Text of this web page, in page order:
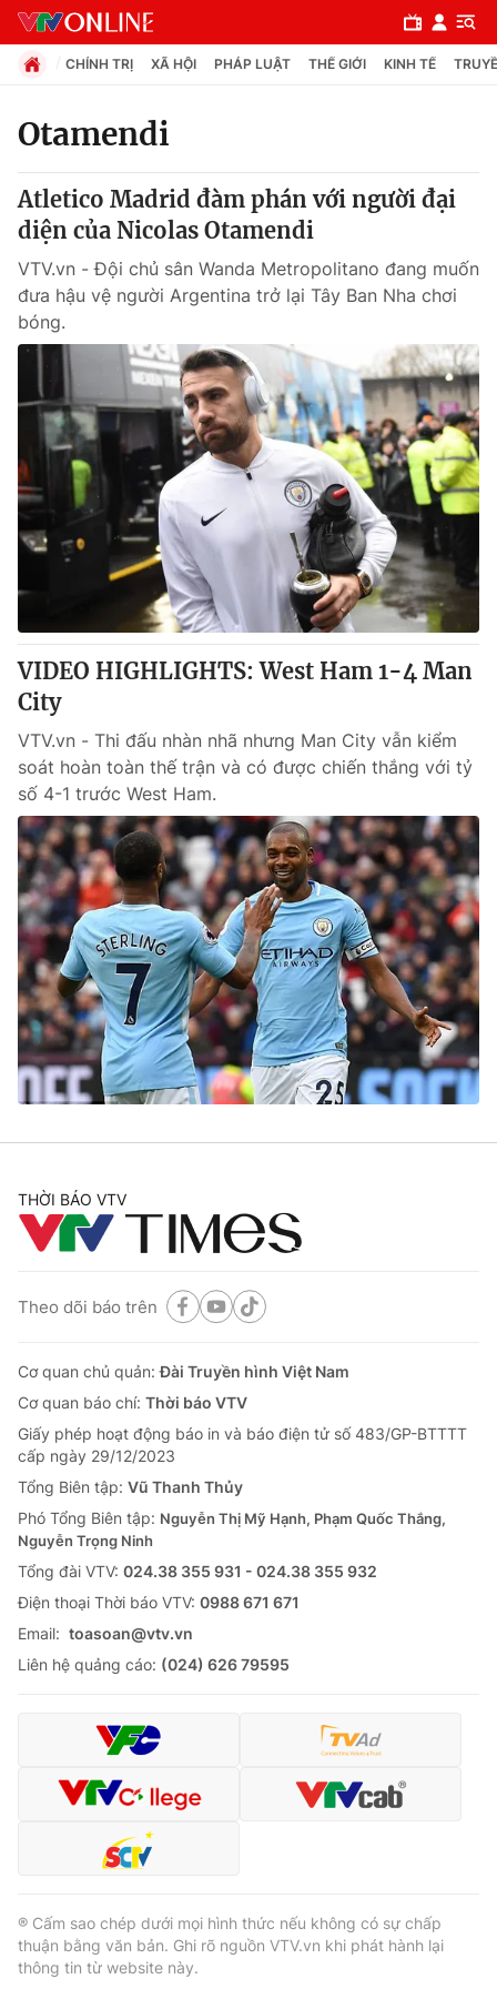
Chuyên mục
Chính trị
Xã hội
Pháp luật
Y tế
Thế giới
Tin tức
Thế giới đó đây
Câu chuyện quốc tế
Kinh tế
Tài chính
Thị trường
Góc doanh nghiệp
Dữ liệu và đời sống
Truyền hình
Phim VTV
Hậu trường
Nhân vật
Khán giả
Giải sao mai
Giải trí
Điện ảnh
Âm nhạc
Sao
Đời sống
Du lịch
Làm đẹp
Chất lượng cuộc sống
Giáo dục
Tuyển sinh
Học trực tuyến
Công nghệ
Hitech Công nghệ tương lai
Sản phẩm
Thị trường
Tư vấn
Giao lưu trực tuyến
Lịch phát sóng
Chuyên mục khác
Photo Infographic
Video Shorts video
VTV Money VTV Thể thao
VTV Sức khoẻ Bất động sản
Thị trường 24h
VTV4 Vươn mình bằng AI
VTV9
Theo dõi báo trên
CHÍNH TRỊ XÃ HỘI PHÁP LUẬT THẾ GIỚI KINH TẾ
Otamendi
Atletico Madrid đàm phán với người đại
diện của Nicolas Otamendi
VTV.vn - Đội chủ sân Wanda Metropolitano đang muốn
đưa hậu vệ người Argentina trở lại Tây Ban Nha chơi
bóng.
VIDEO HIGHLIGHTS: West Ham 1-4 Man
City
VTV.vn - Thi đấu nhàn nhã nhưng Man City vẫn kiểm
soát hoàn toàn thế trận và có được chiến thắng với tỷ
số 4-1 trước West Ham.
THỜI BÁO VTV
Theo dõi báo trên
Cơ quan chủ quản:Đài Truyền hình Việt Nam
Cơ quan báo chí: Thời báo VTV
Giấy phép hoạt động báo in và báo điện tử số 483/GP-BTTTT
cấp ngày 29/12/2023
Tổng Biên tập: Vũ Thanh Thủy
Phó Tổng Biên tập: Nguyễn Thị Mỹ Hạnh, Phạm Quốc Thắng,
Nguyễn Trọng Ninh
Tổng đài VTV: 024.38 355 931 - 024.38 355 932
Ðiện thoại Thời báo VTV: 0988 671 671
Email: toasoan@vtv.vn
Liên hệ quảng cáo: (024) 626 79595
® Cấm sao chép dưới mọi hình thức nếu không có sự chấp
thuận bằng văn bản. Ghi rõ nguồn VTV.vn khi phát hành lại
thông tin từ website này.